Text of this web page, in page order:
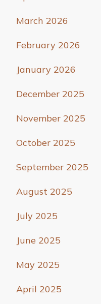
March 2026
February 2026
January 2026
December 2025
November 2025
October 2025
September 2025
August 2025
July 2025
June 2025
May 2025
April 2025